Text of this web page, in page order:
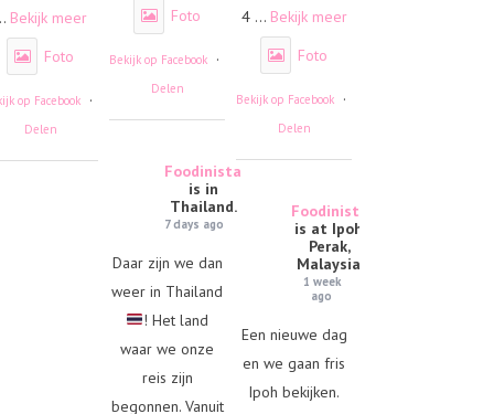
Bekijk meer
Foto
op Facebook ·
Delen
Foto
Bekijk op Facebook ·
Delen
4 ... Bekijk meer
Foto
Bekijk op Facebook ·
Delen
Foodinista
is in
Thailand.
7 days ago
Daar zijn we dan
weer in Thailand
! Het land
waar we onze
reis zijn
begonnen. Vanuit
Foodinista
is at Ipoh,
Perak,
Malaysia.
1 week
ago
Een nieuwe dag
en we gaan fris
Ipoh bekijken.